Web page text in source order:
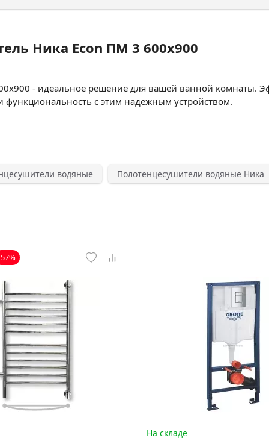
Ника Econ ПМ 3 600x900
- идеальное решение для вашей ванной комнаты.
с этим надежным устройством.
водяные Полотенцесушители водяные Ника
На складе